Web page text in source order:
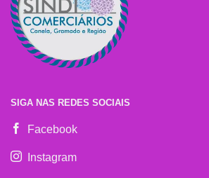
SIGA NAS REDES SOCIAIS
Facebook
Instagram